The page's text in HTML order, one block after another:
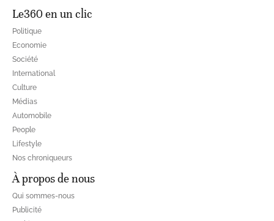
Le360 en un clic
Politique
Economie
Société
International
Culture
Médias
Automobile
People
Lifestyle
Nos chroniqueurs
À propos de nous
Qui sommes-nous
Publicité